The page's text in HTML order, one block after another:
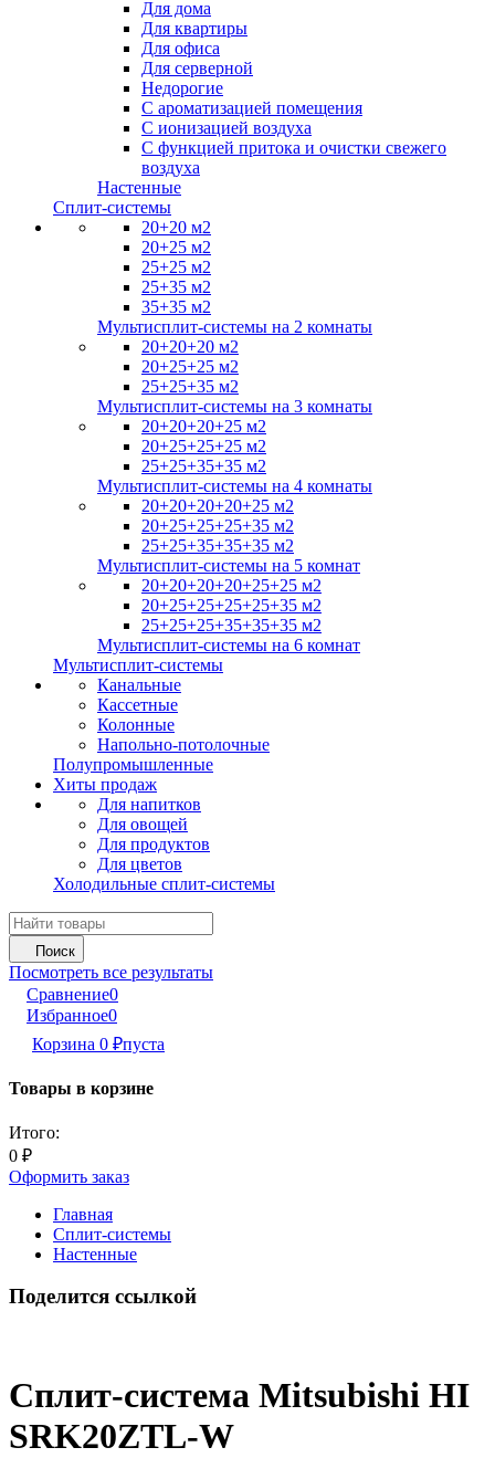
Для дома
Для квартиры
Для офиса
Для серверной
Недорогие
С ароматизацией помещения
С ионизацией воздуха
С функцией притока и очистки свежего
воздуха
Настенные
Сплит-системы
20+20 м2
20+25 м2
25+25 м2
25+35 м2
35+35 м2
Мультисплит-системы на 2 комнаты
20+20+20 м2
20+25+25 м2
25+25+35 м2
Мультисплит-системы на 3 комнаты
20+20+20+25 м2
20+25+25+25 м2
25+25+35+35 м2
Мультисплит-системы на 4 комнаты
20+20+20+20+25 м2
20+25+25+25+35 м2
25+25+35+35+35 м2
Мультисплит-системы на 5 комнат
20+20+20+20+25+25 м2
20+25+25+25+25+35 м2
25+25+25+35+35+35 м2
Мультисплит-системы на 6 комнат
Мультисплит-системы
Канальные
Кассетные
Колонные
Напольно-потолочные
Полупромышленные
Хиты продаж
Для напитков
Для овощей
Для продуктов
Для цветов
Холодильные сплит-системы
Поиск
Посмотреть все результаты
Сравнение0
Избранное0
Корзина 0 ₽пуста
Товары в корзине
Итого:
0 ₽
Оформить заказ
Главная
Сплит-системы
Настенные
Поделится ссылкой
Сплит-система Mitsubishi HI
SRK20ZTL-W